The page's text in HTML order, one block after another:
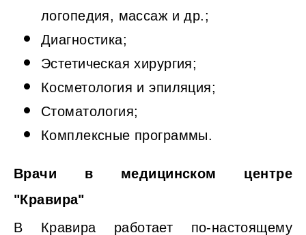
логопедия, массаж и др.;
Диагностика;
Эстетическая хирургия;
Косметология и эпиляция;
Стоматология;
Комплексные программы.
Врачи в медицинском центре
"Кравира"
В Кравира работает по-настоящему